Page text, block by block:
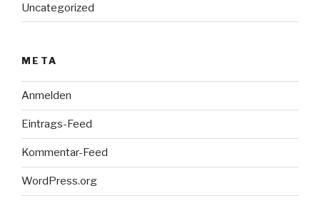
Uncategorized
META
Anmelden
Eintrags-Feed
Kommentar-Feed
WordPress.org